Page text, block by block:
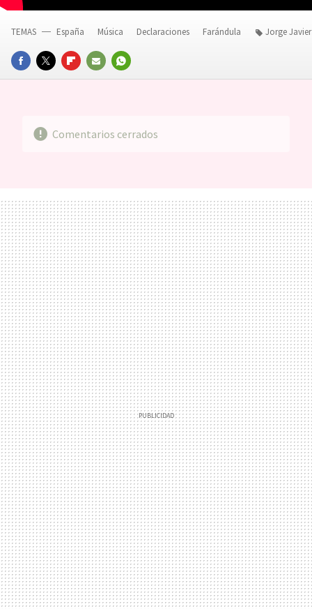
FACEBOOKTWITTERFLIPBOARD
E-
WHATSAPP
TEMAS España Música Declaraciones Farándula Jorge
Comentarios cerrados